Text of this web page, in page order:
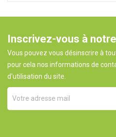
Inscrivez-vous à
Vous pouvez vous désinscrire à
pour cela nos informations de
d'utilisation du site.